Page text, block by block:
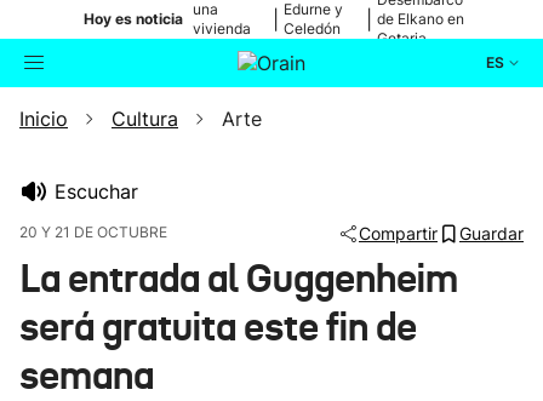
Hoy es noticia
una
vivienda
de Bilbao
Edurne y
Celedón
de Elkano en
Getaria
ES
Buscador Actualidad
Ikusmiran
Inicio Cultura Arte
Escuchar
20 Y 21 DE OCTUBRE Compartir Guardar
La entrada al Guggenheim
será gratuita este fin de
semana